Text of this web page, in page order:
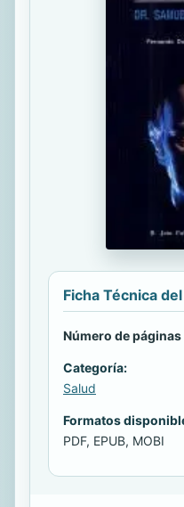
Ficha Técnica
Número de páginas
Categoría:
Salud
Formatos
PDF, EPUB, MOBI